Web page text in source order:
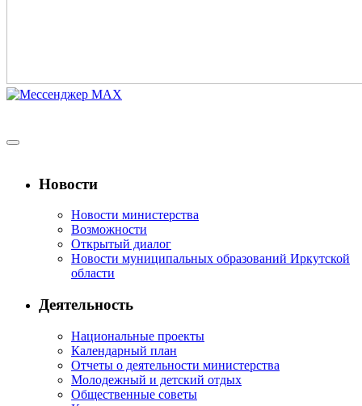
Новости
Новости министерства
Возможности
Открытый диалог
Новости муниципальных образований Иркутской
области
Деятельность
Национальные проекты
Календарный план
Отчеты о деятельности министерства
Молодежный и детский отдых
Общественные советы